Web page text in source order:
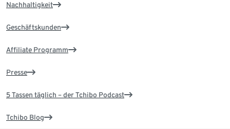
Nachhaltigkeit
Geschäftskunden
Affiliate Programm
Presse
5 Tassen täglich – der Tchibo Podcast
Tchibo Blog